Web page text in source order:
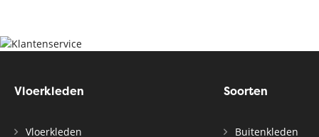
Vloerkleden
Vloerkleden
Soorten
Buitenkleden